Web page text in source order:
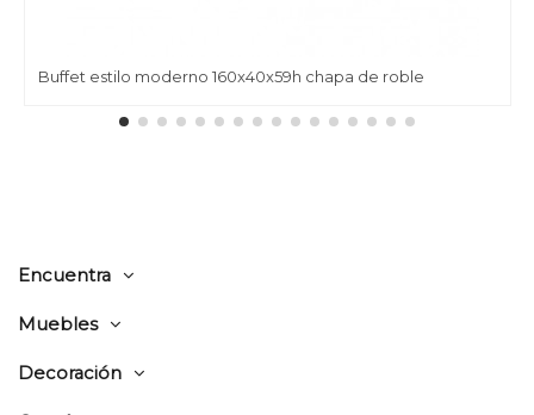
Buffet estilo moderno 160x40x59h chapa de roble
Encuentra
Muebles
Decoración